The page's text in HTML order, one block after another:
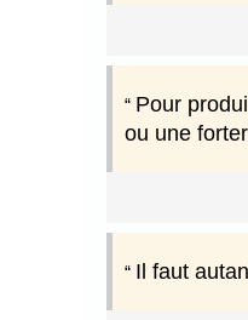
Pour
ou une
Il faut